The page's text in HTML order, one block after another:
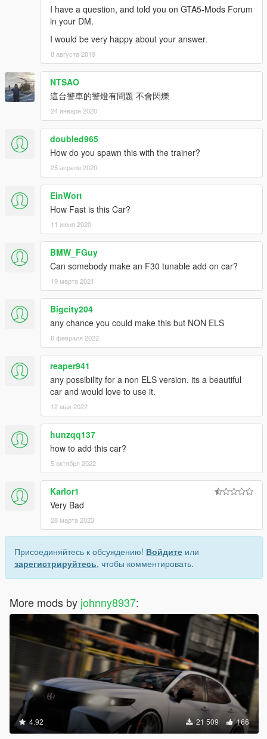
I have a question, and told you on GTA5-Mods Forum
in your DM.
I would be very happy about your answer.
8 августа 2019
NTSAO
這台警車的警燈有問題 不會閃爍
24 января 2020
doubled965
How do you spawn this with the trainer?
25 апреля 2020
EinWort
How Fast is this Car?
11 июня 2020
BMW_FGuy
Can somebody make an F30 tunable add on car?
19 марта 2021
Bigcity204
any chance you could make this but NON ELS
6 февраля 2022
reaper941
any possibility for a non ELS version. its a beautiful
car and would love to use it.
12 мая 2022
hunzqq137
how to add this car?
5 октября 2022
Karlor1
Very Bad
28 марта 2023
Присоединяйтесь к обсуждению! Войдите или
зарегистрируйтесь, чтобы комментировать.
More mods by johnny8937:
4.92 21 509 166